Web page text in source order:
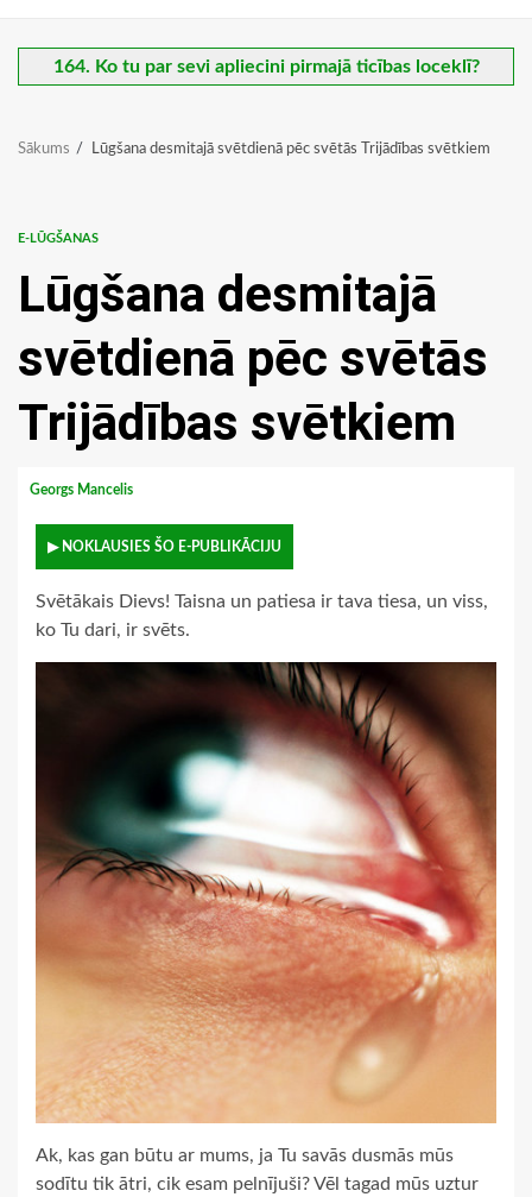
164. Ko tu par sevi apliecini pirmajā ticības loceklī?
Sākums Lūgšana desmitajā svētdienā pēc svētās Trijādības svētkiem
E-LŪGŠANAS
Lūgšana desmitajā
svētdienā pēc svētās
Trijādības svētkiem
Georgs Mancelis
▶ NOKLAUSIES ŠO E-PUBLIKĀCIJU
Svētākais Dievs! Taisna un patiesa ir tava tiesa, un viss,
ko Tu dari, ir svēts.
Ak, kas gan būtu ar mums, ja Tu savās dusmās mūs
sodītu tik ātri, cik esam pelnījuši? Vēl tagad mūs uztur